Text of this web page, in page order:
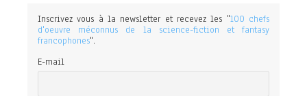
Inscrivez vous à la newsletter et recevez les "100 chefs
d'oeuvre méconnus de la science-fiction et fantasy
francophones".
E-mail